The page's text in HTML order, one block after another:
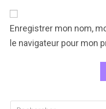
(optional)
Enregistrer mon nom,
le navigateur pour mon